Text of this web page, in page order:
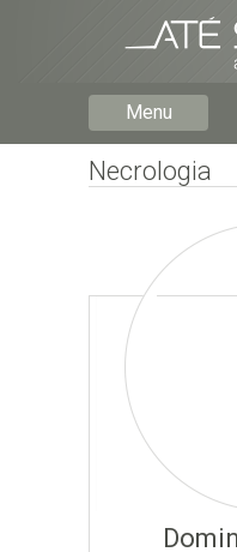
Menu
Necrologia
Preencha o formulário
falecimentos em
Subscrever
Preencha os seguintes
pormenorizada possível: